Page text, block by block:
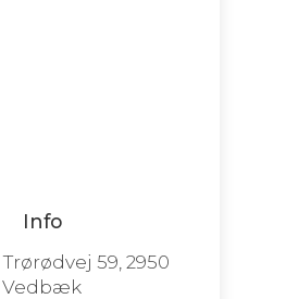
Info
Trørødvej 59, 2950
Vedbæk